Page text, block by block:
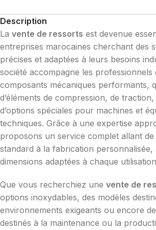
Description
La vente de ressorts est devenue
entreprises marocaines cherchant des
précises et adaptées à leurs besoins
société accompagne les professionnels
composants mécaniques performants,
d’éléments de compression, de
d’options spéciales pour machines et
techniques. Grâce à une expertise
proposons un service complet allant de
standard à la fabrication personnalisée,
dimensions adaptées à chaque
Que vous recherchiez une vente de
options inoxydables, des modèles
environnements exigeants ou encore
destinés à la maintenance ou la